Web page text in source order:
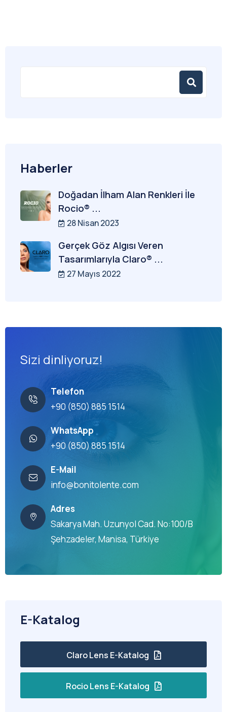
Haberler
Doğadan İlham Alan Renkleri İle
Rocio® ...
28 Nisan 2023
Gerçek Göz Algısı Veren
Tasarımlarıyla Claro® ...
27 Mayıs 2022
Sizi dinliyoruz!
Telefon
+90 (850) 885 1514
WhatsApp
+90 (850) 885 1514
E-Mail
info@bonitolente.com
Adres
Sakarya Mah. Uzunyol Cad. No:100/B
Şehzadeler, Manisa, Türkiye
E-Katalog
Claro Lens E-Katalog
Rocio Lens E-Katalog